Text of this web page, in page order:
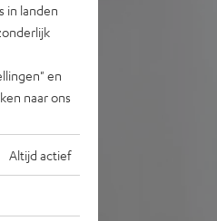
in landen
en
naar ons
Altijd actief